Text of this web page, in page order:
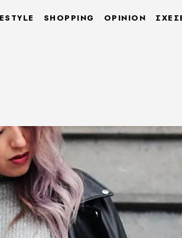
SHOPPING OPINION